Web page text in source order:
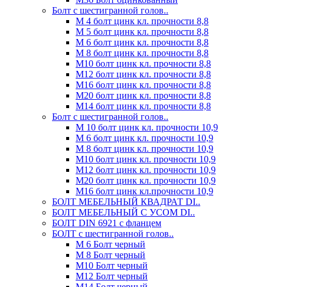
Болт с шестигранной голов..
М 4 болт цинк кл. прочности 8,8
М 5 болт цинк кл. прочности 8,8
М 6 болт цинк кл. прочности 8,8
М 8 болт цинк кл. прочности 8,8
М10 болт цинк кл. прочности 8,8
М12 болт цинк кл. прочности 8,8
М16 болт цинк кл. прочности 8,8
М20 болт цинк кл. прочности 8,8
М14 болт цинк кл. прочности 8,8
Болт с шестигранной голов..
М 10 болт цинк кл. прочности 10,9
М 6 болт цинк кл. прочности 10,9
М 8 болт цинк кл. прочности 10,9
М10 болт цинк кл. прочности 10,9
М12 болт цинк кл. прочности 10,9
М20 болт цинк кл. прочности 10,9
М16 болт цинк кл.прочности 10,9
БОЛТ МЕБЕЛЬНЫЙ КВАДРАТ DI..
БОЛТ МЕБЕЛЬНЫЙ С УСОМ DI..
БОЛТ DIN 6921 c фланцем
БОЛТ с шестигранной голов..
М 6 Болт черный
М 8 Болт черный
М10 Болт черный
М12 Болт черный